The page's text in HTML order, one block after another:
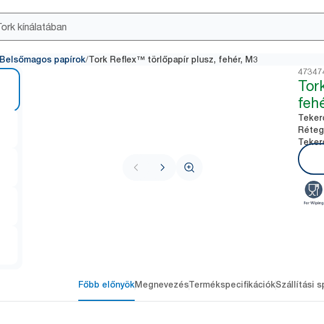
Belsőmagos papírok/Tork Reflex™ törlőpapír plusz, fehér, M3
Réteg
Főbb előnyökMegnevezésTermékspecifikációkSzállítási